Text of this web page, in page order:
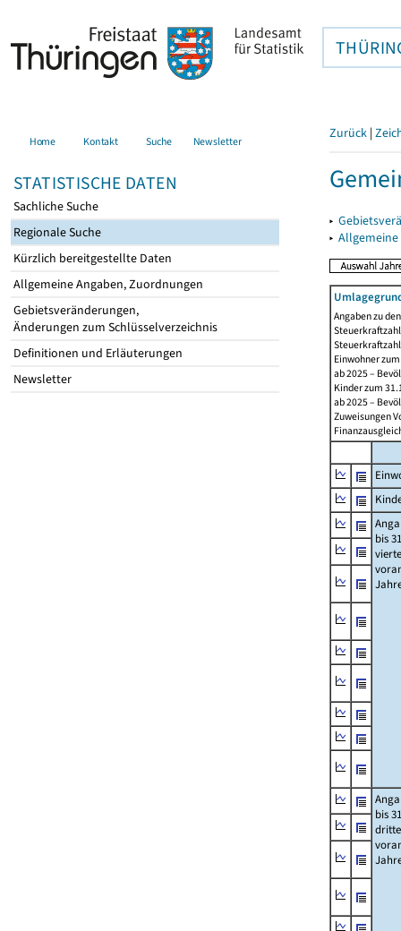
Home Kontakt Suche Newsletter
STATISTISCHE DATEN
Sachliche Suche
Regionale Suche
Kürzlich bereitgestellte Daten
Allgemeine Angaben, Zuordnungen
Gebietsveränderungen,
Änderungen zum Schlüsselverzeichnis
Definitionen und Erläuterungen
Newsletter
Zurück |
▸
▸
Angaben zu
Einwohner
ab 2025 –
Kinder zum
ab 2025 –
Zuweisungen
bis
bis